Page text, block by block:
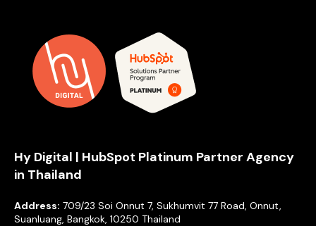
Hy Digital | HubSpot Platinum Partner Agency
in Thailand
Address: 709/23 Soi Onnut 7, Sukhumvit 77 Road, Onnut,
Suanluang, Bangkok, 10250 Thailand